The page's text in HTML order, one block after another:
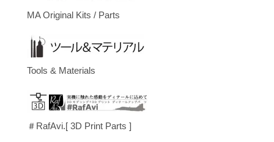
MA Original Kits / Parts
Tools & Materials
＃RafAvi.[ 3D Print Parts ]